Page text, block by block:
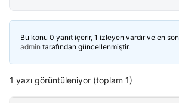
Bu konu 0 yanıt içerir, 1 izleyen vardır ve en son
admin tarafından güncellenmiştir.
1 yazı görüntüleniyor (toplam 1)